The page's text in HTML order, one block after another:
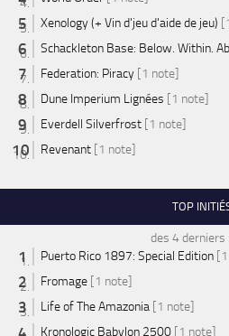
Xenology (+ Vin d'jeu d'aide de jeu)
Schackleton Base: Below. Within.
Federation: Piracy [1 note]
Dune Imperium Lignées [1 note]
Everdell Silverfrost [1 note]
Revenant [1 note]
TOP
des 4 derniers
Puerto Rico 1897: Special Edition
Fromage [1 note]
Life of The Amazonia [1 note]
Kronologic Babylon 2500 [1 note]